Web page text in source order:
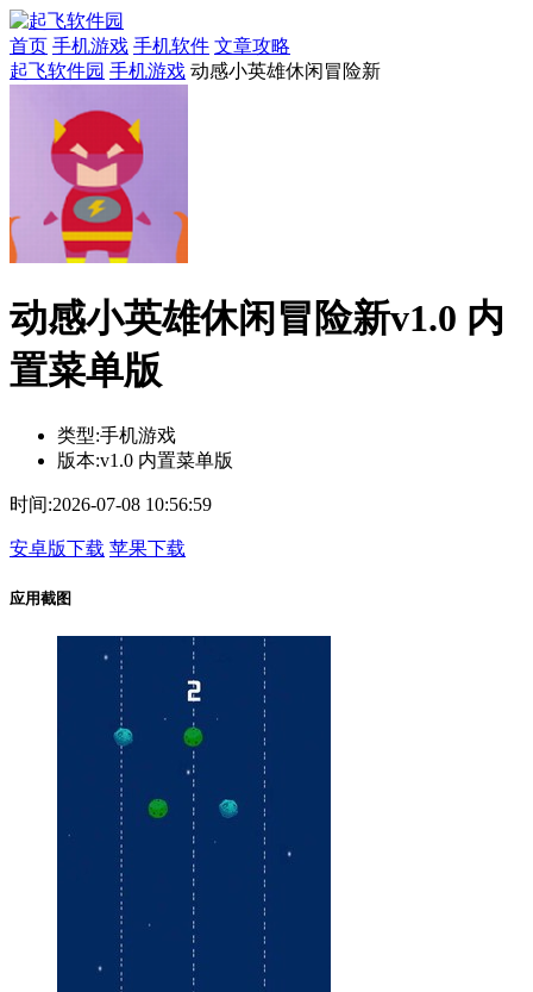
首页 手机游戏 手机软件 文章攻略
起飞软件园 手机游戏 动感小英雄休闲冒险新
动感小英雄休闲冒险新v1.0 内
置菜单版
类型:手机游戏
版本:v1.0 内置菜单版
时间:2026-07-08 10:56:59
安卓版下载 苹果下载
应用截图